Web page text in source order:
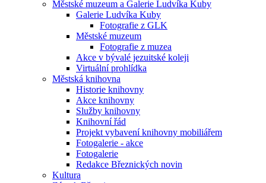
Městské muzeum a Galerie Ludvíka Kuby
Galerie Ludvíka Kuby
Fotografie z GLK
Městské muzeum
Fotografie z muzea
Akce v bývalé jezuitské koleji
Virtuální prohlídka
Městská knihovna
Historie knihovny
Akce knihovny
Služby knihovny
Knihovní řád
Projekt vybavení knihovny mobiliářem
Fotogalerie - akce
Fotogalerie
Redakce Březnických novin
Kultura